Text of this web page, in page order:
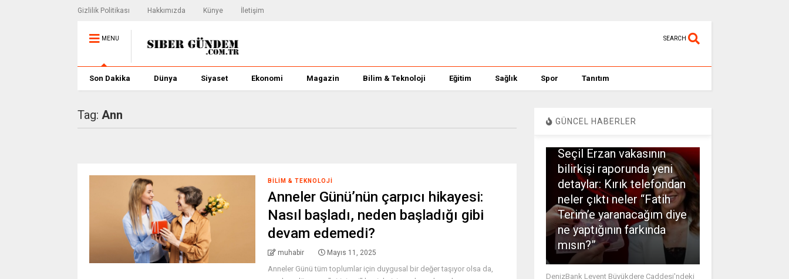
Gizlilik Politikası Hakkımızda Künye İletişim
MENU SEARCH
Son Dakika Dünya Siyaset Ekonomi Magazin Bilim & Teknoloji Eğitim Sağlık Spor Tanıtım
Tag: Ann
BILIM & TEKNOLOJI
Anneler Günü’nün çarpıcı hikayesi:
Nasıl başladı, neden başladığı gibi
devam edemedi?
muhabir Mayıs 11, 2025
Anneler Günü tüm toplumlar için duygusal bir değer taşıyor olsa da,
GÜNCEL HABERLER
Seçil Erzan vakasının
bilirkişi raporunda yeni
detaylar: Kırık telefondan
neler çıktı neler “Fatih
Terim’e yaranacağım diye
ne yaptığının farkında
mısın?”
DenizBank Levent Büyükdere Caddesi'ndeki